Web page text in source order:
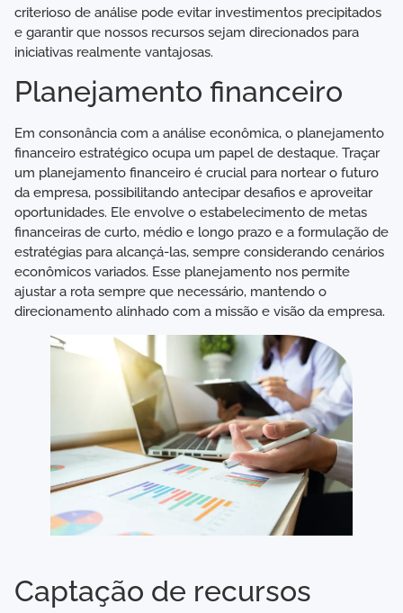
criterioso de análise pode evitar investimentos precipitados
e garantir que nossos recursos sejam direcionados para
iniciativas realmente vantajosas.
Planejamento financeiro
Em consonância com a análise econômica, o planejamento
financeiro estratégico ocupa um papel de destaque. Traçar
um planejamento financeiro é crucial para nortear o futuro
da empresa, possibilitando antecipar desafios e aproveitar
oportunidades. Ele envolve o estabelecimento de metas
financeiras de curto, médio e longo prazo e a formulação de
estratégias para alcançá-las, sempre considerando cenários
econômicos variados. Esse planejamento nos permite
ajustar a rota sempre que necessário, mantendo o
direcionamento alinhado com a missão e visão da empresa.
Captação de recursos